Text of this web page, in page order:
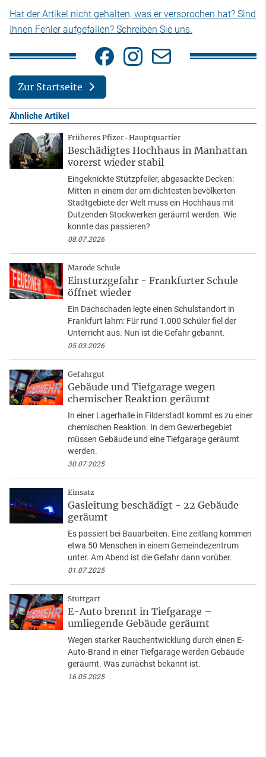
Hat der Artikel nicht gehalten, was er versprochen hat? Sind
Ihnen Fehler aufgefallen? Schreiben Sie uns.
Zur Startseite
Ähnliche Artikel
Früheres Pfizer-Hauptquartier
Beschädigtes Hochhaus in Manhattan
vorerst wieder stabil
Eingeknickte Stützpfeiler, abgesackte Decken:
Mitten in einem der am dichtesten bevölkerten
Stadtgebiete der Welt muss ein Hochhaus mit
Dutzenden Stockwerken geräumt werden. Wie
konnte das passieren?
08.07.2026
Marode Schule
Einsturzgefahr - Frankfurter Schule
öffnet wieder
Ein Dachschaden legte einen Schulstandort in
Frankfurt lahm: Für rund 1.000 Schüler fiel der
Unterricht aus. Nun ist die Gefahr gebannt.
05.03.2026
Gefahrgut
Gebäude und Tiefgarage wegen
chemischer Reaktion geräumt
In einer Lagerhalle in Filderstadt kommt es zu einer
chemischen Reaktion. In dem Gewerbegebiet
müssen Gebäude und eine Tiefgarage geräumt
werden.
30.07.2025
Einsatz
Gasleitung beschädigt - 22 Gebäude
geräumt
Es passiert bei Bauarbeiten. Eine zeitlang kommen
etwa 50 Menschen in einem Gemeindezentrum
unter. Am Abend ist die Gefahr dann vorüber.
01.07.2025
Stuttgart
E-Auto brennt in Tiefgarage –
umliegende Gebäude geräumt
Wegen starker Rauchentwicklung durch einen E-
Auto-Brand in einer Tiefgarage werden Gebäude
geräumt. Was zunächst bekannt ist.
16.05.2025